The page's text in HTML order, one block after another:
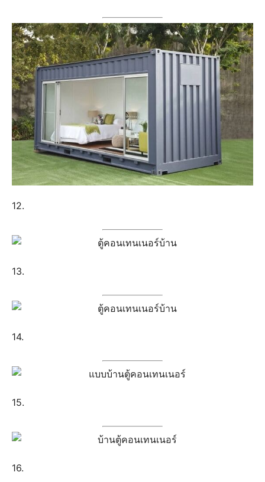
12.
13.
14.
15.
16.